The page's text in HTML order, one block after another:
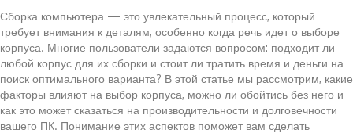
Сборка компьютера — это увлекательный процесс, который
требует внимания к деталям, особенно когда речь идет о выборе
корпуса. Многие пользователи задаются вопросом: подходит ли
любой корпус для их сборки и стоит ли тратить время и деньги на
поиск оптимального варианта? В этой статье мы рассмотрим, какие
факторы влияют на выбор корпуса, можно ли обойтись без него и
как это может сказаться на производительности и долговечности
вашего ПК. Понимание этих аспектов поможет вам сделать